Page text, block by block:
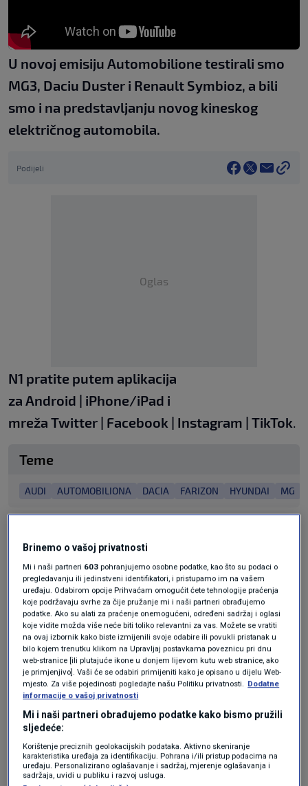
U novoj emisiju Automobilione testirali smo
MG3, Daciu Duster i Renault Symbioz, a bili
smo i na predstavljanju novog kineskog
električnog automobila.
Podijeli
Oglas
N1 pratite putem aplikacija
za Android | iPhone/iPad i
mreža Twitter | Facebook | Instagram | TikTok.
Teme
AUDI AUTOMOBILIONA DACIA FARIZON HYUNDAI MG
Oglas
KAKVO JE TVOJE MIŠLJENJE O OVOME?
Pridruži se raspravi ili pročitaj komentare
Budi prvi koji će ostaviti komentar
Brinemo o vašoj privatnosti
Mi i naši partneri 603 pohranjujemo osobne podatke, kao što su podaci o
pregledavanju ili jedinstveni identifikatori, i pristupamo im na vašem
uređaju. Odabirom opcije Prihvaćam omogućit ćete tehnologije praćenja
koje podržavaju svrhe za čije pružanje mi i naši partneri obrađujemo
podatke. Ako su alati za praćenje onemogućeni, određeni sadržaj i oglasi
koje vidite možda više neće biti toliko relevantni za vas. Možete se vratiti
na ovaj izbornik kako biste izmijenili svoje odabire ili povukli pristanak u
bilo kojem trenutku klikom na Upravljaj postavkama poveznicu pri dnu
web-stranice [ili plutajuće ikone u donjem lijevom kutu web stranice, ako
je primjenjivo]. Vaši će se odabiri primijeniti kako je opisano u dijelu Web-
mjesto. Za više pojedinosti pogledajte našu Politiku privatnosti. Dodatne
informacije o vašoj privatnosti
Mi i naši partneri obrađujemo podatke kako bismo pružili
sljedeće:
Korištenje preciznih geolokacijskih podataka. Aktivno skeniranje
karakteristika uređaja za identifikaciju. Pohrana i/ili pristup podacima na
uređaju. Personalizirano oglašavanje i sadržaj, mjerenje oglašavanja i
sadržaja, uvidi u publiku i razvoj usluga.